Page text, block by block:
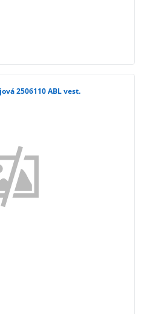
připojka přístrojová 2506110 ABL vest.